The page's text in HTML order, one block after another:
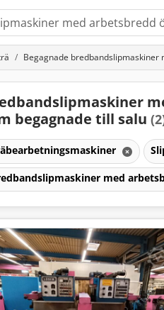
Begagnade
begagnade till salu
med